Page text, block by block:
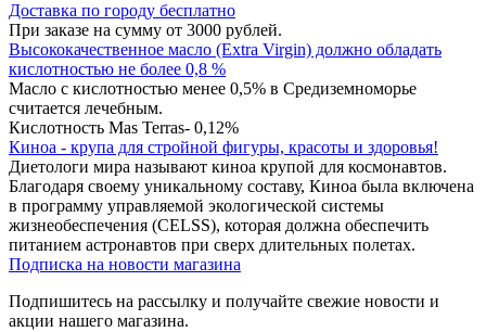
Доставка по городу бесплатно
При заказе на сумму от 3000 рублей.
Высококачественное масло (Extra Virgin) должно обладать
кислотностью не более 0,8 %
Масло с кислотностью менее 0,5% в Средиземноморье
считается лечебным.
Кислотность Mas Terras- 0,12%
Киноа - крупа для стройной фигуры, красоты и здоровья!
Диетологи мира называют киноа крупой для космонавтов.
Благодаря своему уникальному составу, Киноа была включена
в программу управляемой экологической системы
жизнеобеспечения (CELSS), которая должна обеспечить
питанием астронавтов при сверх длительных полетах.
Подписка на новости магазина
Подпишитесь на рассылку и получайте свежие новости и
акции нашего магазина.